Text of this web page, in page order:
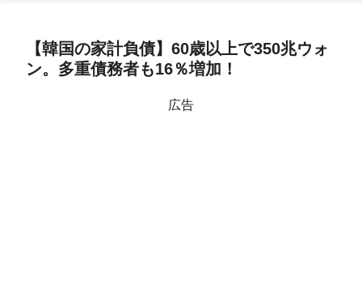
【韓国の家計負債】60歳以上で350兆ウォ
ン。多重債務者も16％増加！
広告